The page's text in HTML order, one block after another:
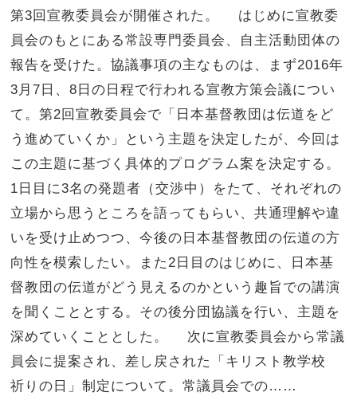
第3回宣教委員会が開催された。 はじめに宣教委
員会のもとにある常設専門委員会、自主活動団体の
報告を受けた。協議事項の主なものは、まず2016年
3月7日、8日の日程で行われる宣教方策会議につい
て。第2回宣教委員会で「日本基督教団は伝道をど
う進めていくか」という主題を決定したが、今回は
この主題に基づく具体的プログラム案を決定する。
1日目に3名の発題者（交渉中）をたて、それぞれの
立場から思うところを語ってもらい、共通理解や違
いを受け止めつつ、今後の日本基督教団の伝道の方
向性を模索したい。また2日目のはじめに、日本基
督教団の伝道がどう見えるのかという趣旨での講演
を聞くこととする。その後分団協議を行い、主題を
深めていくこととした。 次に宣教委員会から常議
員会に提案され、差し戻された「キリスト教学校
祈りの日」制定について。常議員会での……